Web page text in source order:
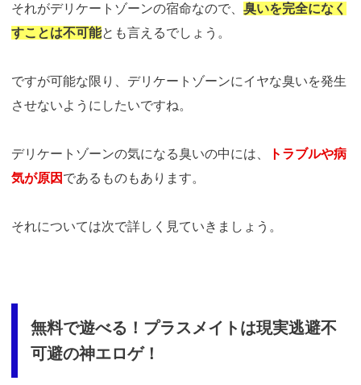
それがデリケートゾーンの宿命なので、 臭いを完全になく
すことは不可能とも言えるでしょう。
ですが可能な限り、デリケートゾーンにイヤな臭いを発生
させないようにしたいですね。
デリケートゾーンの気になる臭いの中には、
トラブルや病
気が原因 であるものもあります。
それについては次で詳しく見ていきましょう。
無料で遊べる！プラスメイトは現実逃避不
可避の神エロゲ！